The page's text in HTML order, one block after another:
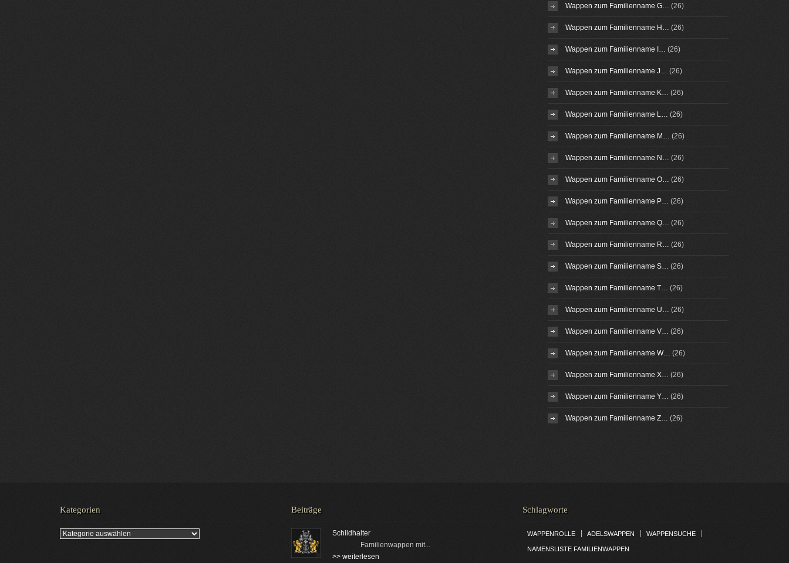
Wappen zum Familienname G… (26)
Wappen zum Familienname H… (26)
Wappen zum Familienname I… (26)
Wappen zum Familienname J… (26)
Wappen zum Familienname K… (26)
Wappen zum Familienname L… (26)
Wappen zum Familienname M… (26)
Wappen zum Familienname N… (26)
Wappen zum Familienname O… (26)
Wappen zum Familienname P… (26)
Wappen zum Familienname Q… (26)
Wappen zum Familienname R… (26)
Wappen zum Familienname S… (26)
Wappen zum Familienname T… (26)
Wappen zum Familienname U… (26)
Wappen zum Familienname V… (26)
Wappen zum Familienname W… (26)
Wappen zum Familienname X… (26)
Wappen zum Familienname Y… (26)
Wappen zum Familienname Z… (26)
Kategorien
Kategorien
Beiträge
Schildhalter
Familienwappen mit...
>> weiterlesen
Schlagworte
WAPPENROLLE ADELSWAPPEN WAPPENSUCHE
NAMENSLISTE FAMILIENWAPPEN